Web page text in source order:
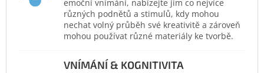
emoční vnímání, nabízejte jim co nejvíce
různých podnětů a stimulů, kdy mohou
nechat volný průběh své kreativitě a zároveň
mohou používat různé materiály ke tvorbě.
VNÍMÁNÍ & KOGNITIVITA